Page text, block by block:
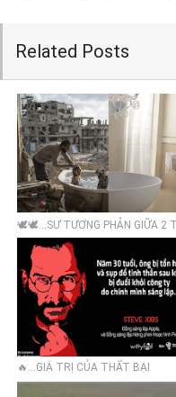
Related Posts
🕊🕊...SỰ TƯƠNG PHẢN GIỮA 2
CỰC THẾ GIỚI TRÊN HÀNH TINH
CHÚNG TA
🔥...GIÁ TRỊ CỦA THẤT BẠI